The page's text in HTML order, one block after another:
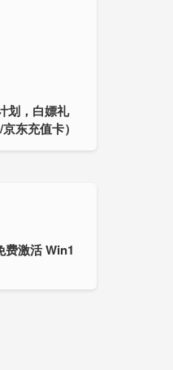
划，白嫖礼
东充值卡）
激活 Win1